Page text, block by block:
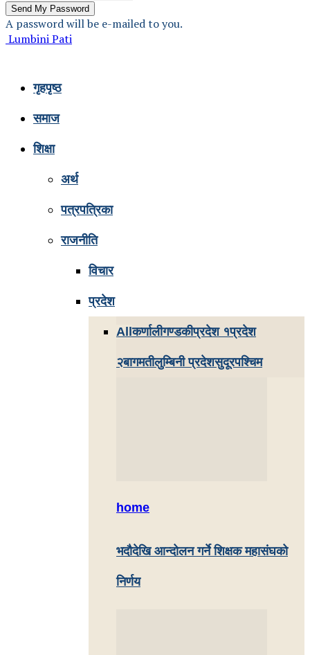
A password will be e-mailed to you.
Lumbini Pati
गृहपृष्ठ
समाज
शिक्षा
अर्थ
पत्रपत्रिका
राजनीति
विचार
प्रदेश
Allकर्णालीगण्डकीप्रदेश १प्रदेश
२बागमतीलुम्बिनी प्रदेशसुदूरपश्चिम
home
भदौदेखि आन्दोलन गर्ने शिक्षक महासंघको
निर्णय